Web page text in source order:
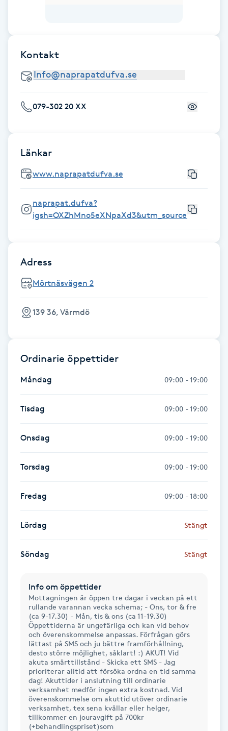
Fransrengöring
Friskvård
Frisör
Funktionsanalys
Färgning
Föning
Gel naglar
Gelenaglar
Gellack
Gellack med förstärkning
Gravidmassage
Gravidyoga
Gruppträning
Gua Sha-massage
Hatha Yoga
Headspa
Herrklippning
Hollywood Peel
Hot Stone Massage
Hot yoga
Kontakt
079-302 20 XX
Länkar
www.naprapatdufva.se
naprapat.dufva?
igsh=OXZhMno5eXNpaXd3&utm_source=qr
Adress
Mörtnäsvägen 2
139 36, Värmdö
Ordinarie öppettider
Måndag 09:00 - 19:00
Tisdag 09:00 - 19:00
Onsdag 09:00 - 19:00
Torsdag 09:00 - 19:00
Fredag 09:00 - 18:00
Lördag Stängt
Söndag Stängt
Info om öppettider
Mottagningen är öppen tre dagar i veckan på ett
rullande varannan vecka schema; - Ons, tor & fre
(ca 9-17.30) - Mån, tis & ons (ca 11-19.30)
Öppettiderna är ungefärliga och kan vid behov
och överenskommelse anpassas. Förfrågan görs
lättast på SMS och ju bättre framförhållning,
desto större möjlighet, såklart! :) AKUT! Vid
akuta smärttillstånd - Skicka ett SMS - Jag
prioriterar alltid att försöka ordna en tid samma
dag! Akuttider i anslutning till ordinarie
verksamhet medför ingen extra kostnad. Vid
överenskommelse om akuttid utöver ordinarie
verksamhet, tex sena kvällar eller helger,
tillkommer en jouravgift på 700kr
(+behandlingspriset)som